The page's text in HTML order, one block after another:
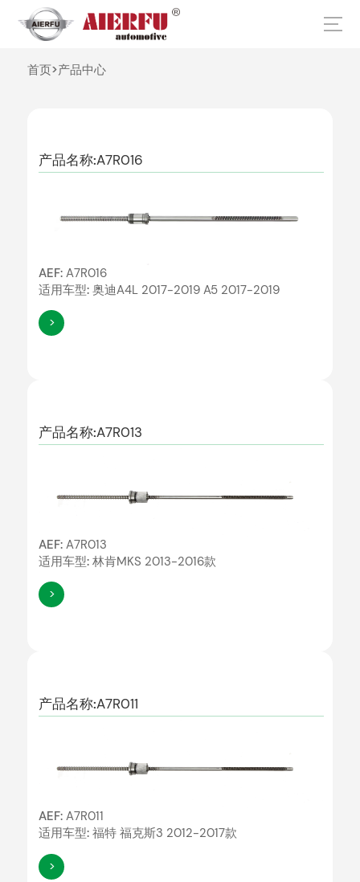
首页>产品中心
产品名称:A7R016
AEF: A7R016
适用车型: 奥迪A4L 2017-2019 A5 2017-2019
>
产品名称:A7R013
AEF: A7R013
适用车型: 林肯MKS 2013-2016款
>
产品名称:A7R011
AEF: A7R011
适用车型: 福特 福克斯3 2012-2017款
>